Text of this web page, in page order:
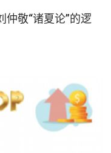
仲敬“诸夏论”的逻